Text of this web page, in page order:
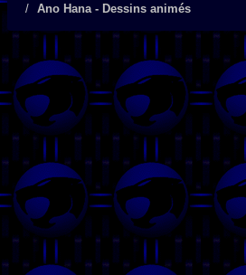
Ano Hana - Dessins animés